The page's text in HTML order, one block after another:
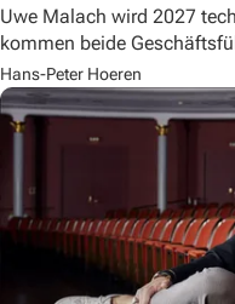
Uwe Malach wird 2027
kommen beide
Hans-Peter Hoeren